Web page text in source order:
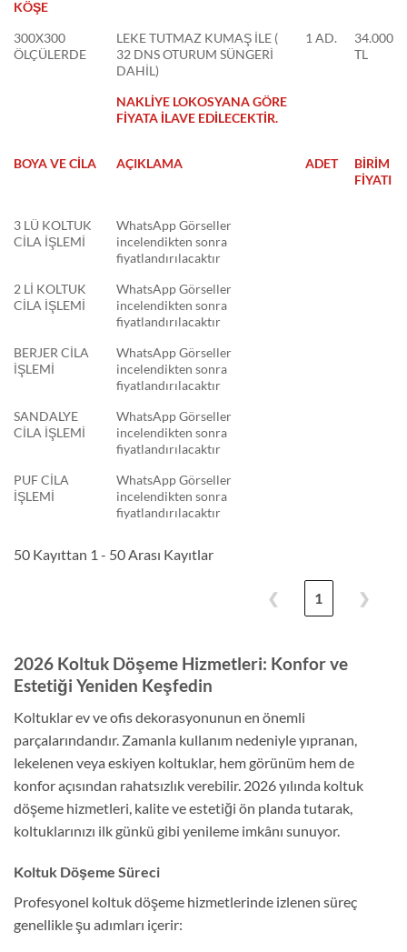
KÖŞE
300X300
ÖLÇÜLERDE
LEKE TUTMAZ KUMAŞ İLE (
32 DNS OTURUM SÜNGERİ
DAHİL)
1 AD.
34.000
TL
NAKLİYE LOKOSYANA GÖRE
FİYATA İLAVE EDİLECEKTİR.
BOYA VE CİLA AÇIKLAMA ADET
BİRİM
FİYATI
3 LÜ KOLTUK
CİLA İŞLEMİ
WhatsApp Görseller
incelendikten sonra
fiyatlandırılacaktır
2 Lİ KOLTUK
CİLA İŞLEMİ
WhatsApp Görseller
incelendikten sonra
fiyatlandırılacaktır
BERJER CİLA
İŞLEMİ
WhatsApp Görseller
incelendikten sonra
fiyatlandırılacaktır
SANDALYE
CİLA İŞLEMİ
WhatsApp Görseller
incelendikten sonra
fiyatlandırılacaktır
PUF CİLA
İŞLEMİ
WhatsApp Görseller
incelendikten sonra
fiyatlandırılacaktır
50 Kayıttan 1 - 50 Arası Kayıtlar
❮ 1 ❯
2026 Koltuk Döşeme Hizmetleri: Konfor ve
Estetiği Yeniden Keşfedin
Koltuklar ev ve ofis dekorasyonunun en önemli
parçalarındandır. Zamanla kullanım nedeniyle yıpranan,
lekelenen veya eskiyen koltuklar, hem görünüm hem de
konfor açısından rahatsızlık verebilir. 2026 yılında koltuk
döşeme hizmetleri, kalite ve estetiği ön planda tutarak,
koltuklarınızı ilk günkü gibi yenileme imkânı sunuyor.
Koltuk Döşeme Süreci
Profesyonel koltuk döşeme hizmetlerinde izlenen süreç
genellikle şu adımları içerir: